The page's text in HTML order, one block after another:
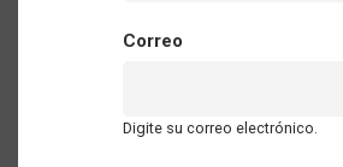
Correo
Digite su correo electrónico.